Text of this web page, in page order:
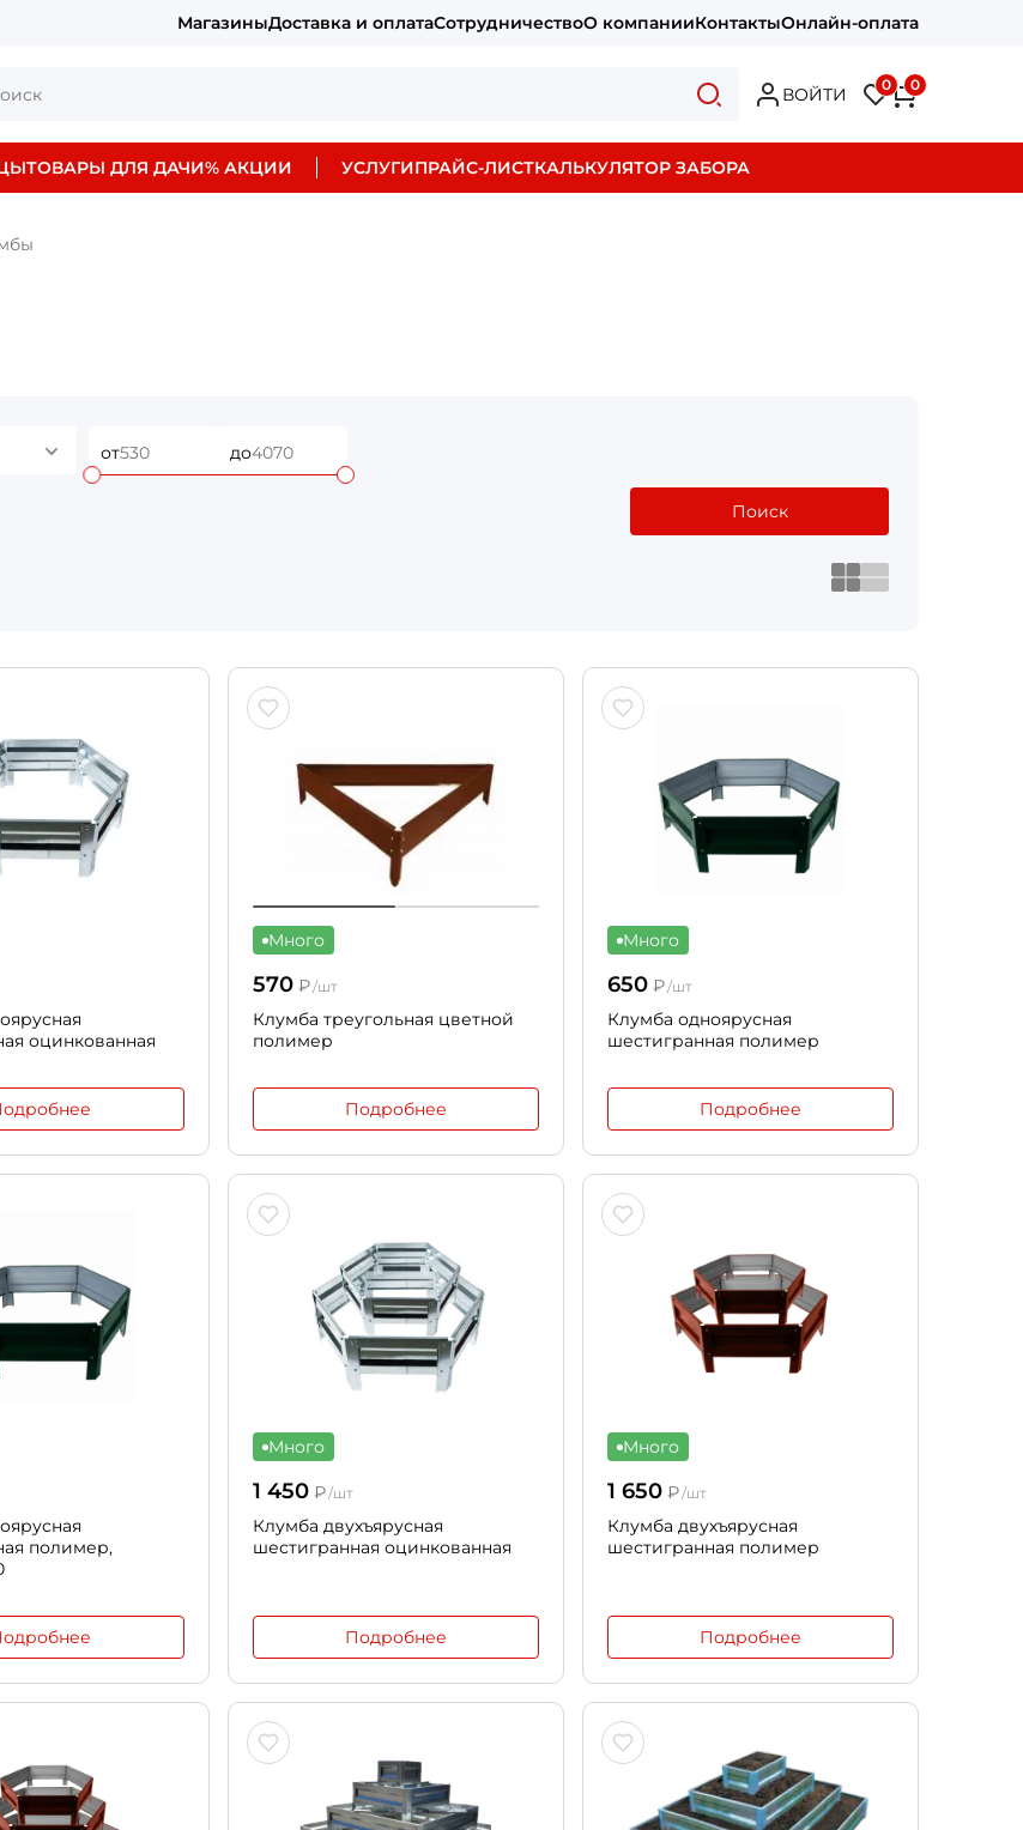
МагазиныДоставка и оплатаСотрудничествоО компанииКонтактыОнлайн-оплата
ВОЙТИ 0 0
ТОВАРЫ ДЛЯ ДАЧИ% АКЦИИ УСЛУГИПРАЙС-ЛИСТКАЛЬКУЛЯТОР ЗАБОРА
от до
Поиск
оцинкованная
Много
570₽/шт
Клумба треугольная цветной
полимер
Подробнее
Много
650₽/шт
Клумба одноярусная
шестигранная полимер
Подробнее
полимер,
Много
1 450₽/шт
Клумба двухъярусная
шестигранная оцинкованная
Подробнее
Много
1 650₽/шт
Клумба двухъярусная
шестигранная полимер
Подробнее